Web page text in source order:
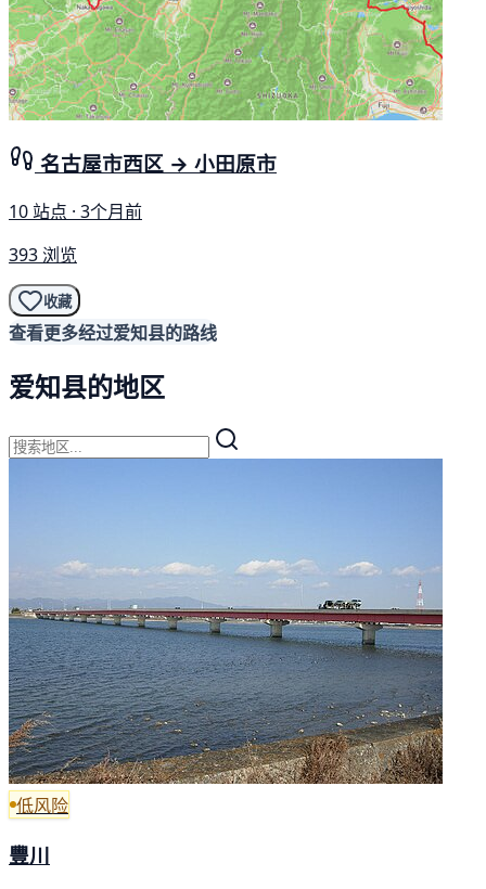
名古屋市西区 → 小田原市
10 站点 · 3个月前
393 浏览
收藏
查看更多经过爱知县的路线
爱知县的地区
低风险
豐川